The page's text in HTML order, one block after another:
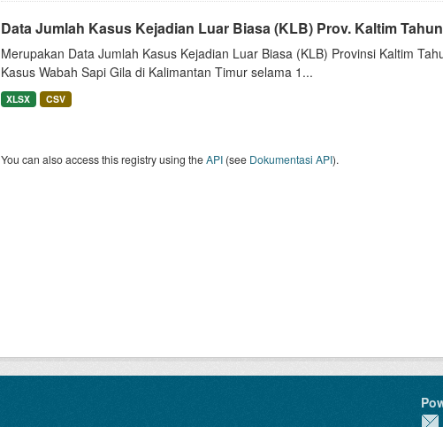
Data Jumlah Kasus Kejadian Luar Biasa (KLB) Prov. Kaltim
Merupakan Data Jumlah Kasus Kejadian Luar Biasa (KLB) Provinsi Kaltim
Kasus Wabah Sapi Gila di Kalimantan Timur selama 1...
XLSX CSV
You can also access this registry using theAPI(see Dokumentasi API).